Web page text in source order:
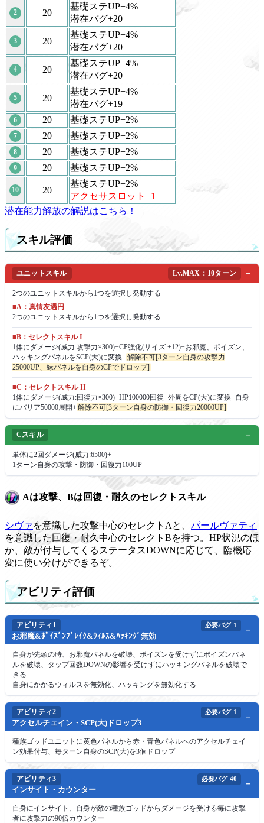
2 20
基礎ステUP+4%
潜在バグ+20
3 20
基礎ステUP+4%
潜在バグ+20
4 20
基礎ステUP+4%
潜在バグ+20
5 20
基礎ステUP+4%
潜在バグ+19
6 20 基礎ステUP+2%
7 20 基礎ステUP+2%
8 20 基礎ステUP+2%
9 20 基礎ステUP+2%
10 20
基礎ステUP+2%
アクセサスロット+1
潜在能力解放の解説はこちら！
スキル評価
ユニットスキル Lv.MAX：10ターン
2つのユニットスキルから1つを選択し発動する
■A：真情友遇円
2つのユニットスキルから1つを選択し発動する
■B：セレクトスキル I
1体にダメージ(威力:攻撃力×300)+CP強化(サイズ:+12)+お邪魔、ポイズン、
ハッキングパネルをSCP(大)に変換+解除不可[3ターン自身の攻撃力
25000UP、緑パネルを自身のCPでドロップ]
■C：セレクトスキル II
1体にダメージ(威力:回復力×300)+HP100000回復+外周をCP(大)に変換+自身
にバリア50000展開+解除不可[3ターン自身の防御・回復力20000UP]
Cスキル
単体に2回ダメージ(威力:6500)+
1ターン自身の攻撃・防御・回復力100UP
Aは攻撃、Bは回復・耐久のセレクトスキル
シヴァを意識した攻撃中心のセレクトAと、 パールヴァティ
を意識した回復・耐久中心のセレクトBを持つ。HP状況のほ
か、敵が付与してくるステータスDOWNに応じて、臨機応
変に使い分けができるぞ。
アビリティ評価
アビリティ1 必要バグ 1
お邪魔&ﾎﾟｲｽﾞﾝﾌﾞﾚｲｸ&ｳｨﾙｽ&ﾊｯｷﾝｸﾞ無効
自身が先頭の時、お邪魔パネルを破壊、ポイズンを受けずにポイズンパネ
ルを破壊、タップ回数DOWNの影響を受けずにハッキングパネルを破壊で
きる
自身にかかるウィルスを無効化、ハッキングを無効化する
アビリティ2 必要バグ 1
アクセルチェイン・SCP(大)ドロップ3
種族ゴッドユニットに黄色パネルから赤・青色パネルへのアクセルチェイ
ン効果付与、毎ターン自身のSCP(大)を3個ドロップ
アビリティ3 必要バグ 40
インサイト・カウンター
自身にインサイト、自身が敵の種族ゴッドからダメージを受ける毎に攻撃
者に攻撃力の90倍カウンター